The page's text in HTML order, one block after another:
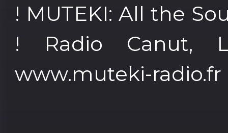
! MUTEKI: All the
! Radio Canut,
www.muteki-radio.fr